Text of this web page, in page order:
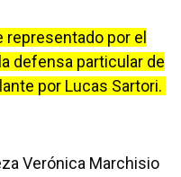
representado por el
defensa particular de
por Lucas Sartori.
Verónica Marchisio